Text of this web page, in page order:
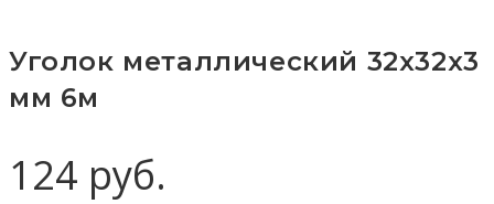
Уголок металлический 32x32x3
мм 6м
124 руб.